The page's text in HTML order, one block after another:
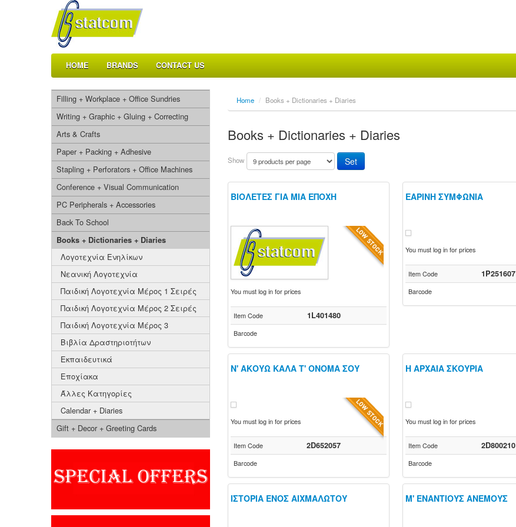
HOME BRANDS CONTACT US
Filling + Workplace + Office Sundries
Writing + Graphic + Gluing + Correcting
Arts & Crafts
Paper + Packing + Adhesive
Stapling + Perforators + Office Machines
Conference + Visual Communication
PC Peripherals + Accessories
Back To School
Books + Dictionaries + Diaries
Λογοτεχνία Ενηλίκων
Νεανική Λογοτεχνία
Παιδική Λογοτεχνία Μέρος 1 Σειρές
Παιδική Λογοτεχνία Μέρος 2 Σειρές
Παιδική Λογοτεχνία Μέρος 3
Βιβλία Δραστηριοτήτων
Εκπαιδευτικά
Εποχίακα
Άλλες Κατηγορίες
Calendar + Diaries
Gift + Decor + Greeting Cards
Home / Books + Dictionaries + Diaries
Books + Dictionaries + Diaries
Show
ΒΙΟΛΕΤΕΣ ΓΙΑ ΜΙΑ ΕΠΟΧΗ
You must log in for prices
Item Code 1L401480
Barcode
ΕΑΡΙΝΗ ΣΥΜΦΩΝΙΑ
You must log in for prices
Item Code 1P251607
Barcode
Ν' ΑΚΟΥΩ ΚΑΛΑ Τ' ΟΝΟΜΑ ΣΟΥ
You must log in for prices
Item Code 2D652057
Barcode
Η ΑΡΧΑΙΑ ΣΚΟΥΡΙΑ
You must log in for prices
Item Code 2D800210
Barcode
ΙΣΤΟΡΙΑ ΕΝΟΣ ΑΙΧΜΑΛΩΤΟΥ Μ' ΕΝΑΝΤΙΟΥΣ ΑΝΕΜΟΥΣ